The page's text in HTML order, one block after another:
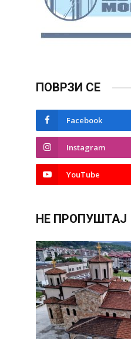
ПОВРЗИ СЕ
Facebook
Instagram
YouTube
НЕ ПРОПУШТАЈ